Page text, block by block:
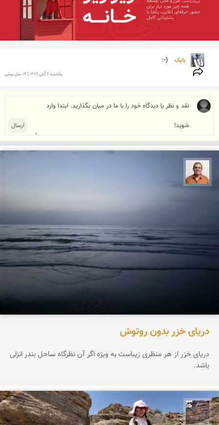
بابک (-:
يكشنبه 6 آبان 1386 | 19 سال پیش
دریای خزر بدون روتوش
دریای خزر از هر منظری زیباست به ویژه اگر آن نظرگاه ساحل بندر انزلی
باشد.
محمد ناصری فرد